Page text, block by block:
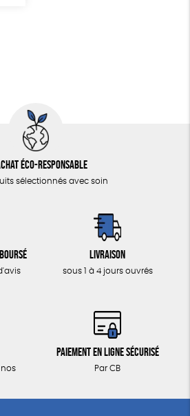
éco-responsable
sélectionnés avec soin
Livraison
sous 1 à 4 jours ouvrés
Paiement en ligne sécurisé
Par CB